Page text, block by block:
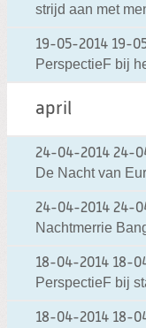
strijd aan met
19-05-2014 19-
PerspectieF bij
april
24-04-2014 24-
De Nacht van
24-04-2014 24-
Nachtmerrie
18-04-2014 18-
PerspectieF bij
18-04-2014 18-